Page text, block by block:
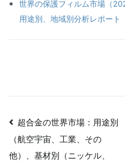
世界の保護フィルム市場（
用途別、地域別分析レポート
投
稿
超合金の世界市場：用途別
（航空宇宙、工業、その
他）、基材別（ニッケル、